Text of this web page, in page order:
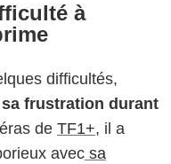
à
difficultés,
sa frustration durant
de TF1+, il a
avec sa